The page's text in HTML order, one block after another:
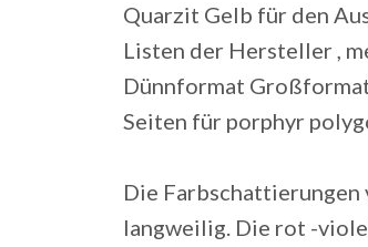
Quarzit Gelb für den
Listen der Hersteller ,
Dünnformat
Seiten für porphyr
Die
langweilig. Die rot -